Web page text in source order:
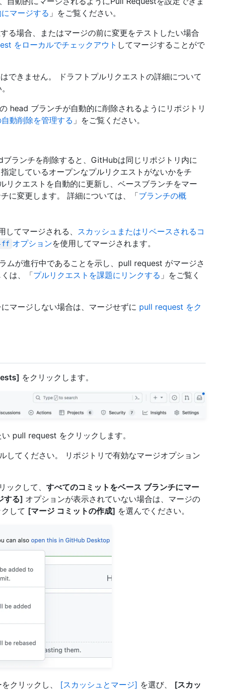
マージする 」をご覧ください。
る場合、またはマージの前に変更をテストしたい場合
をローカルでチェックアウト してマージすることがで
できません。 ドラフトプルリクエストの詳細について
head ブランチが自動的に削除されるようにリポジトリ
動削除を管理する 」をご覧ください。
ランチを削除すると、GitHubは同じリポジトリ内に
定しているオープンなプルリクエストがないかをチ
リクエストを自動的に更新し、ベースブランチをマー
に変更します。 詳細については、「ブランチの概
てマージされる、 スカッシュまたはリベースされるコ
ff オプションを使用してマージされます。
ムが進行中であることを示し、pull request がマージさ
は、「プルリクエストを課題にリンクする 」をご覧く
マージしない場合は、マージせずに pull request をク
をクリックします。
pull request をクリックします。
してください。 リポジトリで有効なマージオプション
ックして、 すべてのコミットをベース ブランチにマー
する] オプションが表示されていない場合は、マージの
して [マージ コミットの作成] を選んでください。
クリックし、 [スカッシュとマージ] を選び、 [スカッ